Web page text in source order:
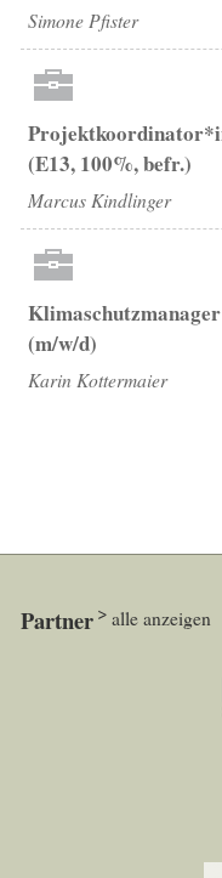
Simone Pfister
(E13, 100%, befr.)
Marcus Kindlinger
(m/w/d)
Karin Kottermaier
Partner alle anzeigen